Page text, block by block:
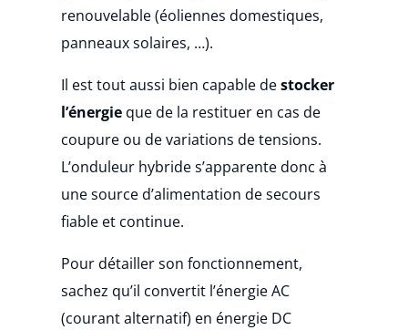
renouvelable (éoliennes domestiques,
panneaux solaires, …).
Il est tout aussi bien capable destocker
l’énergie que de la restituer en cas de
coupure ou de variations de tensions.
L’onduleur hybride s’apparente donc à
une source d’alimentation de secours
fiable et continue.
Pour détailler son fonctionnement,
sachez qu’il convertit l’énergie AC
(courant alternatif) en énergie DC